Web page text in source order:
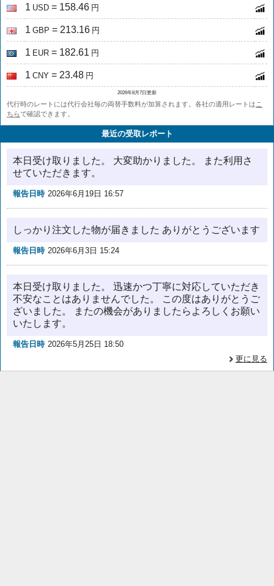
1 USD = 158.46 円
1 GBP = 213.16 円
1 EUR = 182.61 円
1 CNY = 23.48 円
2026年8月7日更新
代行時のレートには代行会社毎の両替手数料が加算されます。各社の適用レートは こ
ちらで確認できます。
最近の受取レポート
本日受け取りました。 大変助かりました。 また利用さ
せていただきます。
報告日時 2026年6月19日 16:57
しっかり注文した物が届きました ありがとうございます
報告日時 2026年6月3日 15:24
本日受け取りました。 迅速かつ丁寧に対応していただき
不安なことはありませんでした。 この度はありがとうご
ざいました。 またの機会がありましたらよろしくお願い
いたします。
報告日時 2026年5月25日 18:50
更に見る